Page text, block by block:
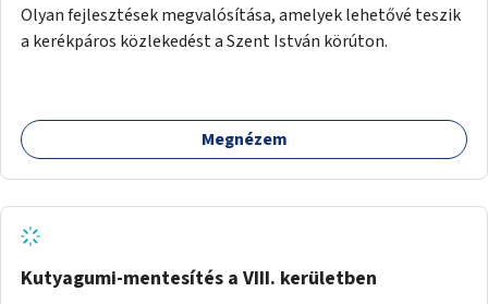
Olyan fejlesztések megvalósítása, amelyek lehetővé teszik
a kerékpáros közlekedést a Szent István körúton.
Megnézem
Kutyagumi-mentesítés a VIII. kerületben